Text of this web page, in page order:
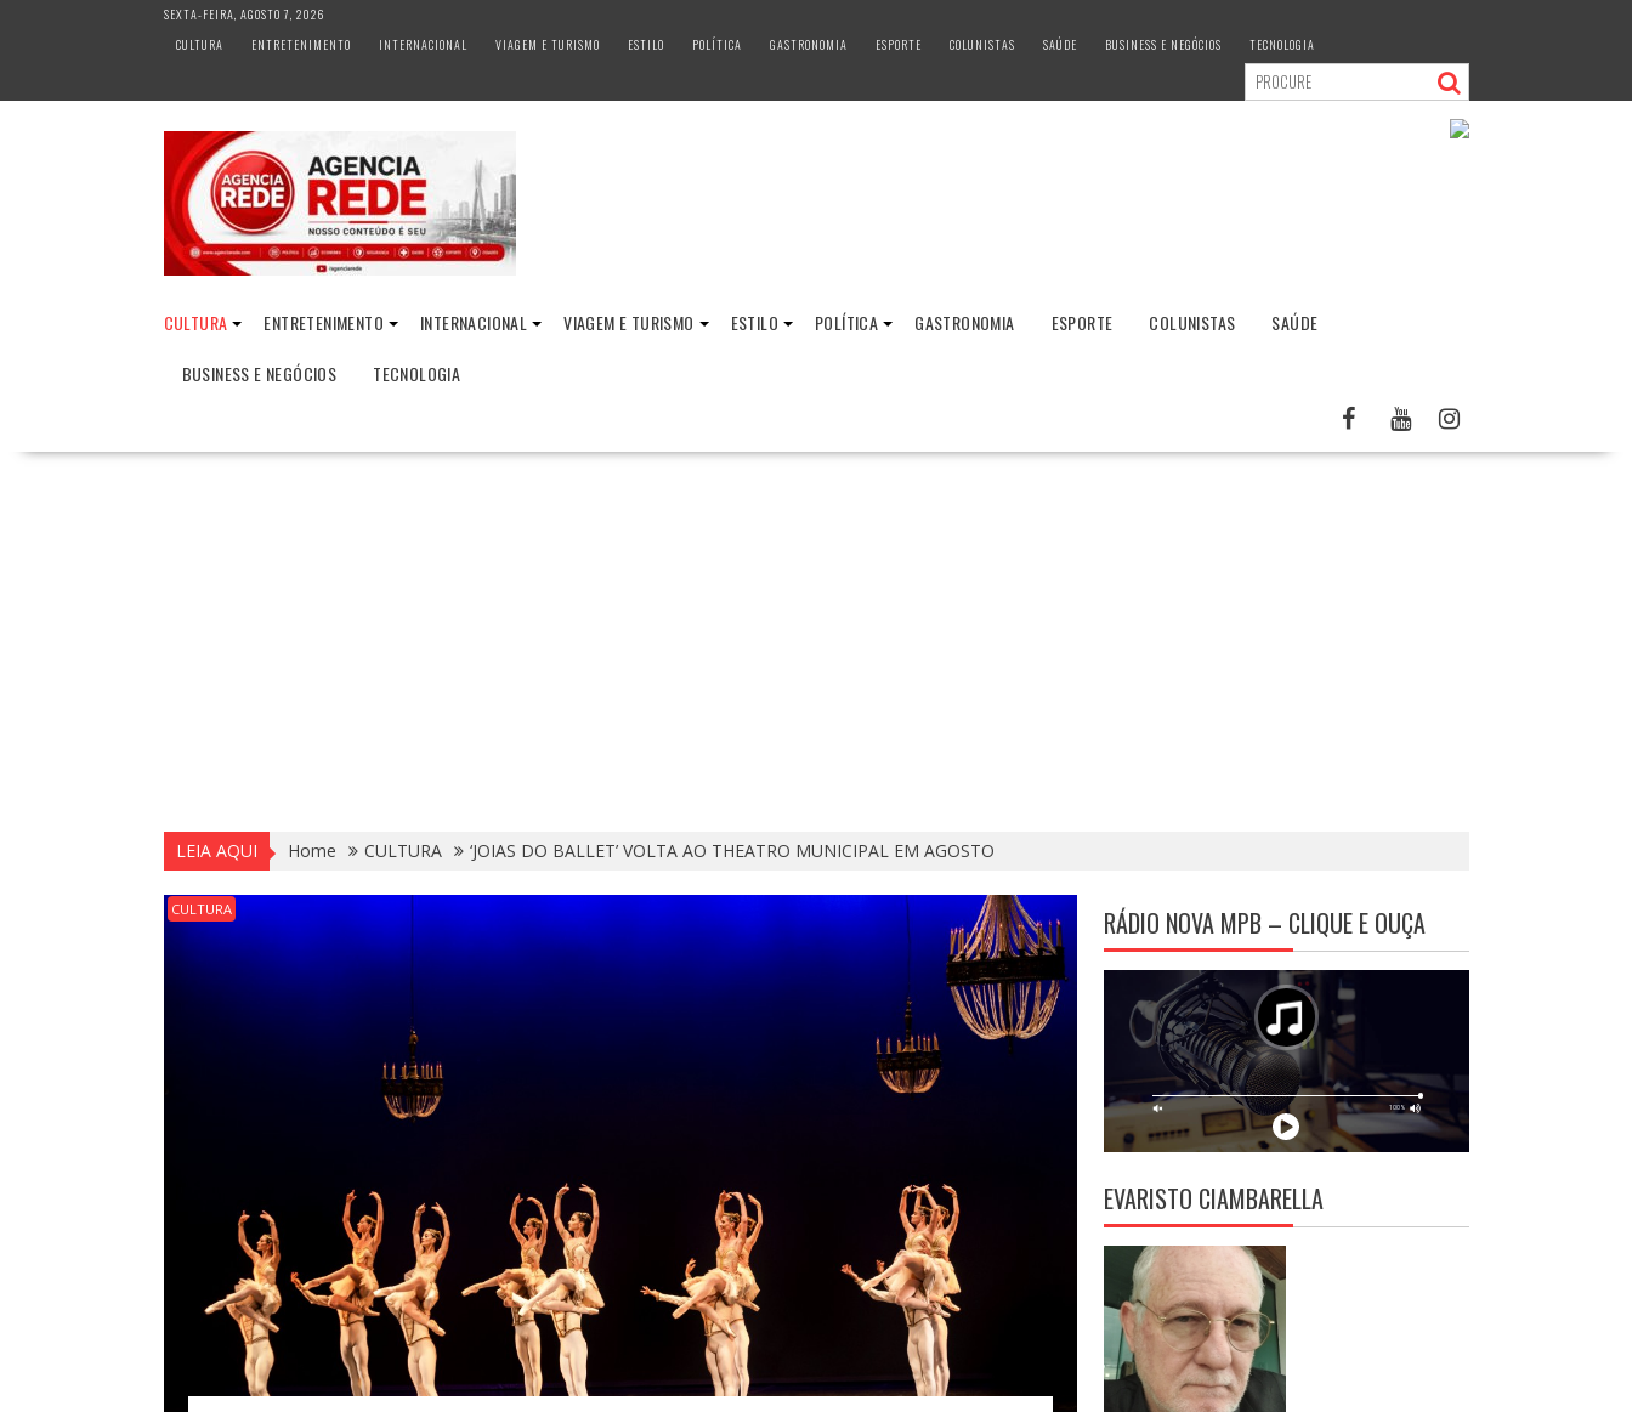
SEXTA-FEIRA, AGOSTO 7, 2026
CULTURA
ENTRETENIMENTO INTERNACIONAL VIAGEM E TURISMO ESTILO POLÍTICA GASTRONOMIA ESPORTE COLUNISTAS SAÚDE BUSINESS E NEGÓCIOS TECNOLOGIA
CULTURA ENTRETENIMENTO INTERNACIONAL VIAGEM E TURISMO ESTILO POLÍTICA GASTRONOMIA ESPORTE COLUNISTAS
SAÚDE
BUSINESS E NEGÓCIOS
TECNOLOGIA
LEIA AQUI Home CULTURA ‘JOIAS DO BALLET’ VOLTA AO THEATRO MUNICIPAL EM AGOSTO
CULTURA RÁDIO NOVA MPB – CLIQUE E OUÇA
EVARISTO CIAMBARELLA